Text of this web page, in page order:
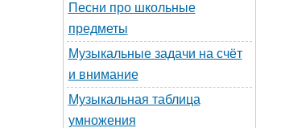
Песни про школьные
предметы
Музыкальные задачи на счёт
и внимание
Музыкальная таблица
умножения